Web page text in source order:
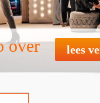
over lees